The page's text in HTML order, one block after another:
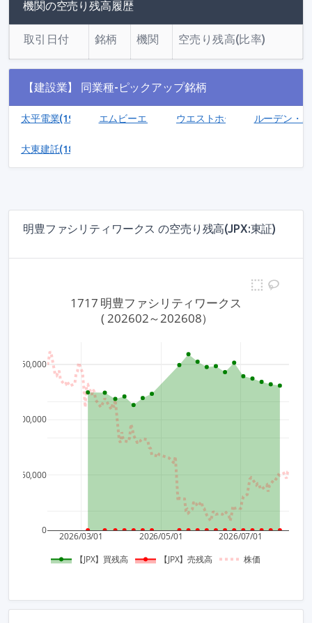
機関の空売り残高履歴
取引日付 銘柄 機関 空売り残高(比率)
【建設業】 同業種-ピックアップ銘柄
太平電業(1968) エムビーエス(1401)ウエストホールディングス
ルーデン・
大東建託(1878)
明豊ファシリティワークス の空売り残高(JPX:東証)
2026/03/01 2026/05/01 2026/07/01
0
50,000
100,000
150,000
【JPX】買残高 【JPX】売残高 株価
1717 明豊ファシリティワークス
( 202602～202608）